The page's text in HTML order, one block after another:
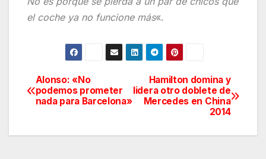
el coche ya no funcione más«.
Navegación
de
entradas
Hamilton domina y
lidera otro doblete de
Mercedes en China
2014
Alonso: «No
podemos prometer
nada para Barcelona»